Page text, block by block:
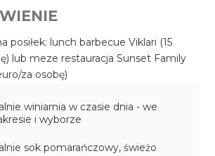
posiłek: lunch barbecue Viklari (15
lub meze restauracja Sunset Family
za osobę)
winiarnia w czasie dnia - we
i wyborze
sok pomarańczowy, świeżo